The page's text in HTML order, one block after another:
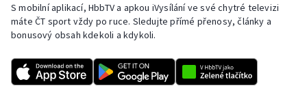
S mobilní aplikací, HbbTV a apkou iVysílání ve své chytré televizi
máte ČT sport vždy po ruce. Sledujte přímé přenosy, články a
bonusový obsah kdekoli a kdykoli.